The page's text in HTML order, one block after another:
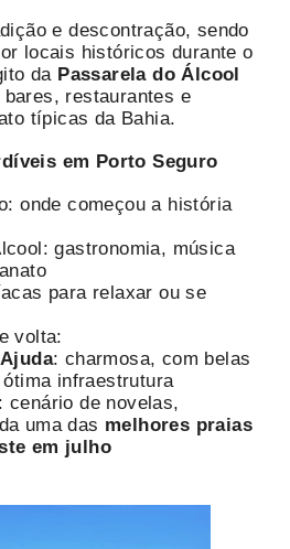
e descontração, sendo
locais históricos durante o
da Passarela do Álcool
restaurantes e
típicas da Bahia.
em Porto Seguro
onde começou a história
gastronomia, música
para relaxar ou se
volta:
: charmosa, com belas
infraestrutura
: cenário de novelas,
uma das melhores praias
em julho